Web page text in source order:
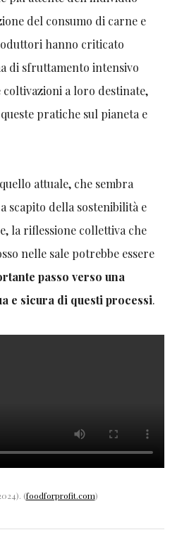
del consumo di carne e
hanno criticato
di sfruttamento intensivo
a loro destinate,
pratiche sul pianeta e
attuale, che sembra
della sostenibilità e
la riflessione collettiva che
nelle sale potrebbe essere
passo verso una
e sicura di questi processi.
(foodforprofit.com)